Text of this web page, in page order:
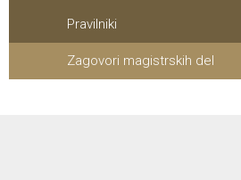
Pravilniki
Zagovori magistrskih del